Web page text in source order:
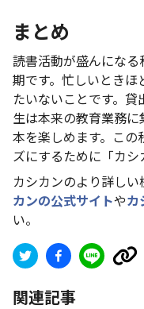
まとめ
読書活動が盛んにな
期です。忙しいときほ
たいないことです。
生は本来の教育業務
本を楽しめます。こ
ズにするために「カシ
カシカンのより詳しい
カンの公式サイトやカ
い。
関連記事